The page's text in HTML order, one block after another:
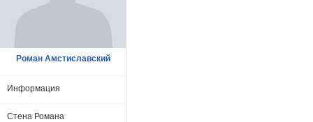
Роман Амстиславский
Информация
Стена Романа